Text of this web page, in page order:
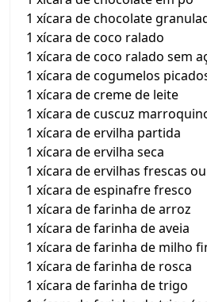
1 xícara de chocolate
1 xícara de coco ralado
1 xícara de coco ralado sem
1 xícara de cogumelos
1 xícara de creme de leite
1 xícara de cuscuz
1 xícara de ervilha partida
1 xícara de ervilha seca
1 xícara de ervilhas frescas
1 xícara de espinafre fresco
1 xícara de farinha de arroz
1 xícara de farinha de aveia
1 xícara de farinha de milho
1 xícara de farinha de rosca
1 xícara de farinha de trigo